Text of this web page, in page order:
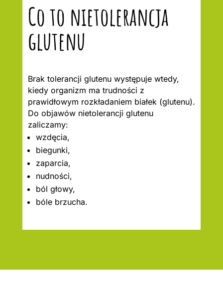
Co to nietolerancja
glutenu
Brak tolerancji glutenu występuje wtedy,
kiedy organizm ma trudności z
prawidłowym rozkładaniem białek (glutenu).
Do objawów nietolerancji glutenu
zaliczamy:
wzdęcia,
biegunki,
zaparcia,
nudności,
ból głowy,
bóle brzucha.